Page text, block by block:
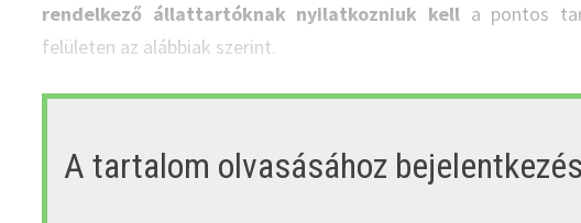
rendelkező állattartóknak nyilatkozniuk kella pontos
felületen az alábbiak szerint.
A tartalom olvasásához